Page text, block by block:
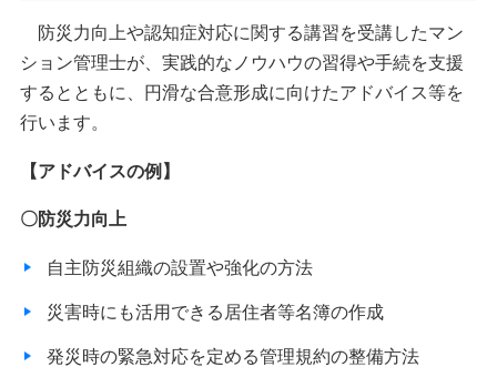
防災力向上や認知症対応に関する講習を受講したマン
ション管理士が、実践的なノウハウの習得や手続を支援
するとともに、円滑な合意形成に向けたアドバイス等を
行います。
【アドバイスの例】
〇防災力向上
自主防災組織の設置や強化の方法
災害時にも活用できる居住者等名簿の作成
発災時の緊急対応を定める管理規約の整備方法